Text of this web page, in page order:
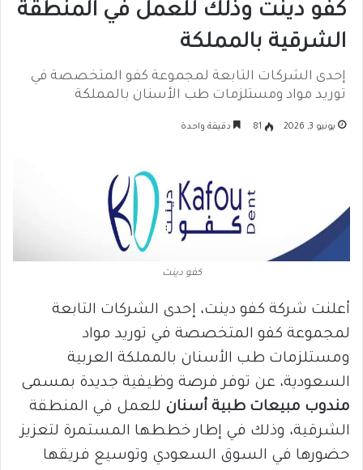
كفو دينت وذلك للعمل في المنطقة
الشرقية بالمملكة
إحدى الشركات التابعة لمجموعة كفو المتخصصة في
توريد مواد ومستلزمات طب الأسنان بالمملكة
يونيو 3, 2026 81 دقيقة واحدة
كفو دينت
أعلنت شركة كفو دينت، إحدى الشركات التابعة
لمجموعة كفو المتخصصة في توريد مواد
ومستلزمات طب الأسنان بالمملكة العربية
السعودية، عن توفر فرصة وظيفية جديدة بمسمى
مندوب مبيعات طبية أسنان للعمل في المنطقة
الشرقية، وذلك في إطار خططها المستمرة لتعزيز
حضورها في السوق السعودي وتوسيع فريقها